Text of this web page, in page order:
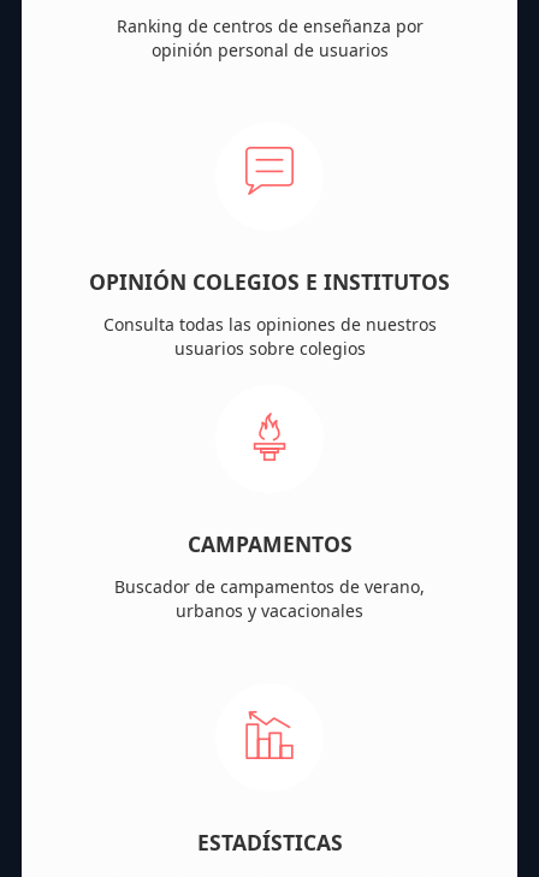
Ranking de centros de enseñanza por
opinión personal de usuarios
OPINIÓN COLEGIOS E INSTITUTOS
Consulta todas las opiniones de nuestros
usuarios sobre colegios
CAMPAMENTOS
Buscador de campamentos de verano,
urbanos y vacacionales
ESTADÍSTICAS